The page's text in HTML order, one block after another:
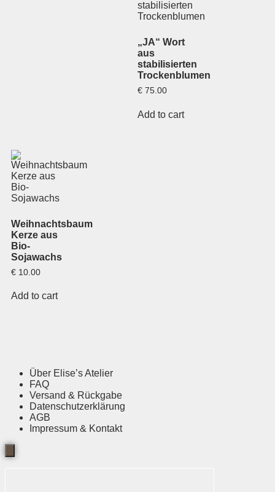
„JA“ Wort
aus
stabilisierten
Trockenblumen
€ 75.00
Add to cart
Weihnachtsbaum
Kerze aus
Bio-
Sojawachs
€ 10.00
Add to cart
Über Elise’s Atelier
FAQ
Versand & Rückgabe
Datenschutzerklärung
AGB
Impressum & Kontakt